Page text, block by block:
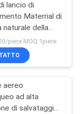
23
lancio di
Materrial di
naturale della
0.05MPa
piece MOQ:1piece
aereo
ad alta
di salvataggio